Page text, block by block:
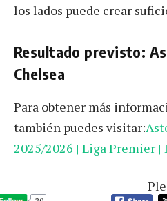
los lados puede crear
Resultado previsto:
Chelsea
Para obtener más
también puedes visitar:
2025/2026 | Liga Premier